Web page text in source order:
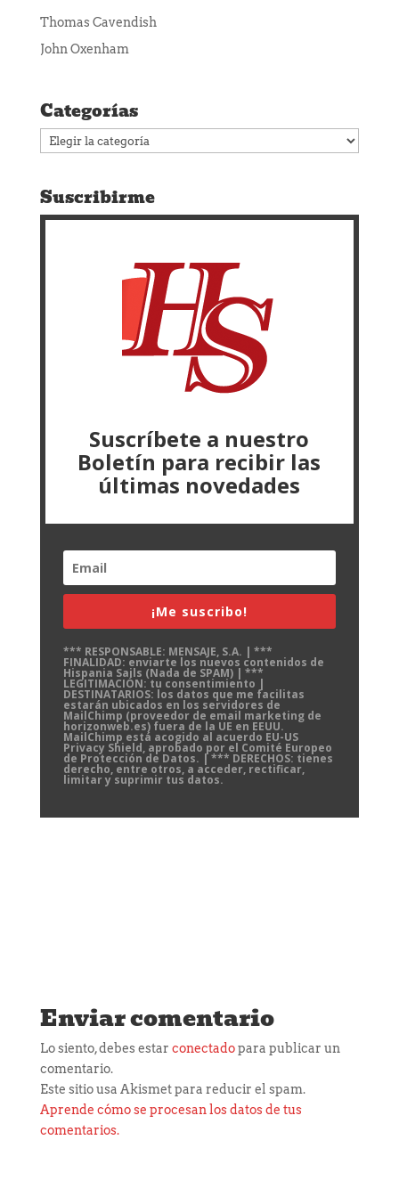
Thomas Cavendish
John Oxenham
Categorías
Categorías
Suscribirme
Suscríbete a nuestro
Boletín para recibir las
últimas novedades
¡Me suscribo!
*** RESPONSABLE: MENSAJE, S.A. | ***
FINALIDAD: enviarte los nuevos contenidos de
Hispania Sails (Nada de SPAM) | ***
LEGITIMACIÓN: tu consentimiento |
DESTINATARIOS: los datos que me facilitas
estarán ubicados en los servidores de
MailChimp (proveedor de email marketing de
horizonweb.es) fuera de la UE en EEUU.
MailChimp está acogido al acuerdo EU-US
Privacy Shield, aprobado por el Comité Europeo
de Protección de Datos. | *** DERECHOS: tienes
derecho, entre otros, a acceder, rectificar,
limitar y suprimir tus datos.
Enviar comentario
Lo siento, debes estar conectadopara publicar un
comentario.
Este sitio usa Akismet para reducir el spam.
Aprende cómo se procesan los datos de tus
comentarios.